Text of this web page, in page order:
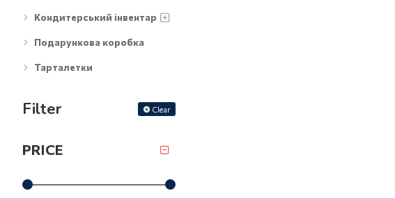
Кондитерський інвентар
Подарункова коробка
Тарталетки
Filter Clear
PRICE